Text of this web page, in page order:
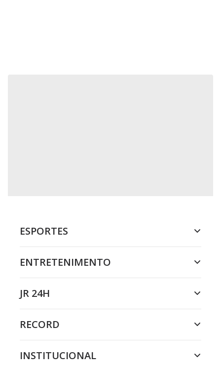
ESPORTES
ENTRETENIMENTO
JR 24H
RECORD
INSTITUCIONAL